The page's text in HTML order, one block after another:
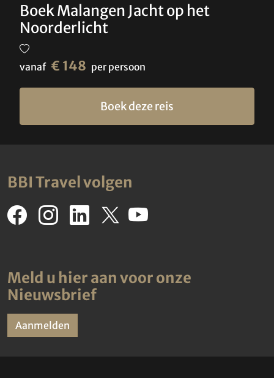
Boek Malangen Jacht op het
Noorderlicht
vanaf € 148 per persoon
Boek deze reis
BBI Travel volgen
Meld u hier aan voor onze
Nieuwsbrief
Aanmelden